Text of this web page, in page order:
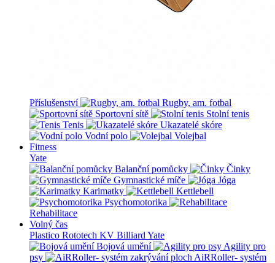
Příslušenství
Rugby, am. fotbal
Sportovní sítě
Stolní tenis
Tenis
Ukazatelé skóre
Vodní polo
Volejbal
Fitness
Yate
Balanční pomůcky
Činky
Gymnastické míče
Jóga
Karimatky
Kettlebell
Psychomotorika
Rehabilitace
Volný čas
Plastico Rototech KV Billiard Yate
Bojová umění
Agility pro
psy
AiRRoller- systém